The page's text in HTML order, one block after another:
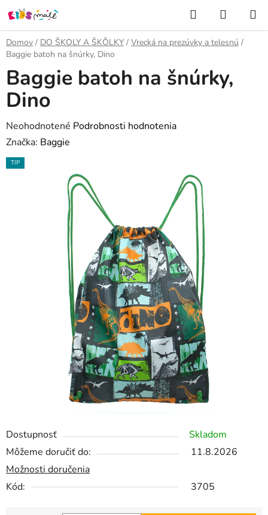
Prejsť
na
obsah
Hľadať
KOŠÍK
Domov / DO ŠKOLY A ŠKÔLKY / Vrecká na prezúvky a telesnú /
Baggie batoh na šnúrky, Dino
Dostupnosť
Skladom
Môžeme doručiť do:
11.8.2026
Možnosti doručenia
Kód:
3705
Baggie batoh na šnúrky,
Dino
Priemerné
hodnotenie
produktu
Neohodnotené Podrobnosti hodnotenia
Značka: Baggie
TIP